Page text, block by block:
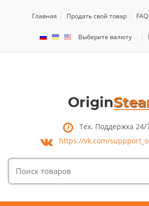
Главная Продать свой товар FAQ
Выберите валюту
Тех. Поддержка 24/
https://vk.com/
товаров: